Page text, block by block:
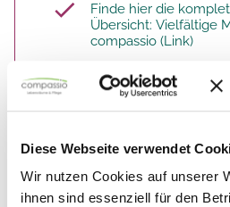
Diese Webseite verwendet
Wir nutzen Cookies auf unserer
ihnen sind essenziell für den
Finde hier die
Übersicht: Vielfältige
compassio (Link)​
In unseren Pflegeeinrichtungen